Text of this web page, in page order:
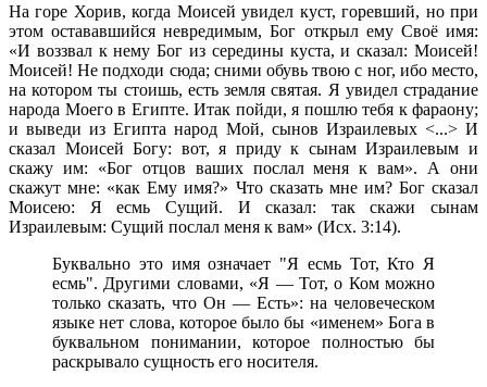
На горе Хорив, когда Моисей увидел куст, горевший, но при
этом остававшийся невредимым, Бог открыл ему Своё имя:
«И воззвал к нему Бог из середины куста, и сказал: Моисей!
Моисей! Не подходи сюда; сними обувь твою с ног, ибо место,
на котором ты стоишь, есть земля святая. Я увидел страдание
народа Моего в Египте. Итак пойди, я пошлю тебя к фараону;
и выведи из Египта народ Мой, сынов Израилевых <...> И
сказал Моисей Богу: вот, я приду к сынам Израилевым и
скажу им: «Бог отцов ваших послал меня к вам». А они
скажут мне: «как Ему имя?» Что сказать мне им? Бог сказал
Моисею: Я есмь Сущий. И сказал: так скажи сынам
Израилевым: Сущий послал меня к вам» (Исх. 3:14).
Буквально это имя означает "Я есмь Тот, Кто Я
есмь". Другими словами, «Я — Тот, о Ком можно
только сказать, что Он — Есть»: на человеческом
языке нет слова, которое было бы «именем» Бога в
буквальном понимании, которое полностью бы
раскрывало сущность его носителя.